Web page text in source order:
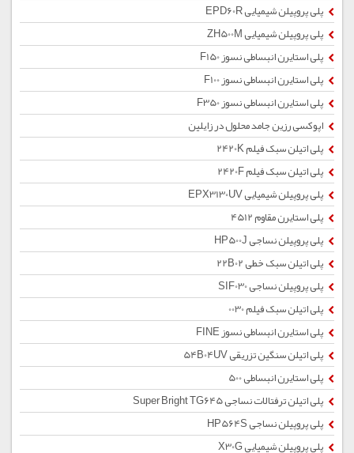
پلی پروپیلن شیمیایی EPD60R
پلی پروپیلن شیمیایی ZH500M
پلی استایرن انبساطی نسوز F150
پلی استایرن انبساطی نسوز F100
پلی استایرن انبساطی نسوز F350
اپوکسی رزین جامد محلول در زایلین
پلی اتیلن سبک فیلم 2420K
پلی اتیلن سبک فیلم 2420F
پلی پروپیلن شیمیایی EPX3130UV
پلی استایرن مقاوم 4512
پلی پروپیلن نساجی HP500J
پلی اتیلن سبک خطی 22B02
پلی پروپیلن نساجی SIF030
پلی اتیلن سبک فیلم 0030
پلی استایرن انبساطی نسوز FINE
پلی اتیلن سنگین تزریقی 54B04UV
پلی استایرن انبساطی 500
پلی اتیلن ترفتالات نساجی Super Bright TG645
پلی پروپیلن نساجی HP564S
پلی پروپیلن شیمیایی X30G